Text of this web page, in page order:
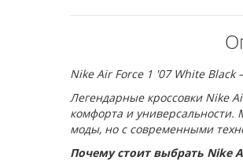
Nike Air Force 1 '07 White Black
Легендарные кроссовки Nike
комфорта и универсальности.
моды, но с современными
Почему стоит выбрать Nike